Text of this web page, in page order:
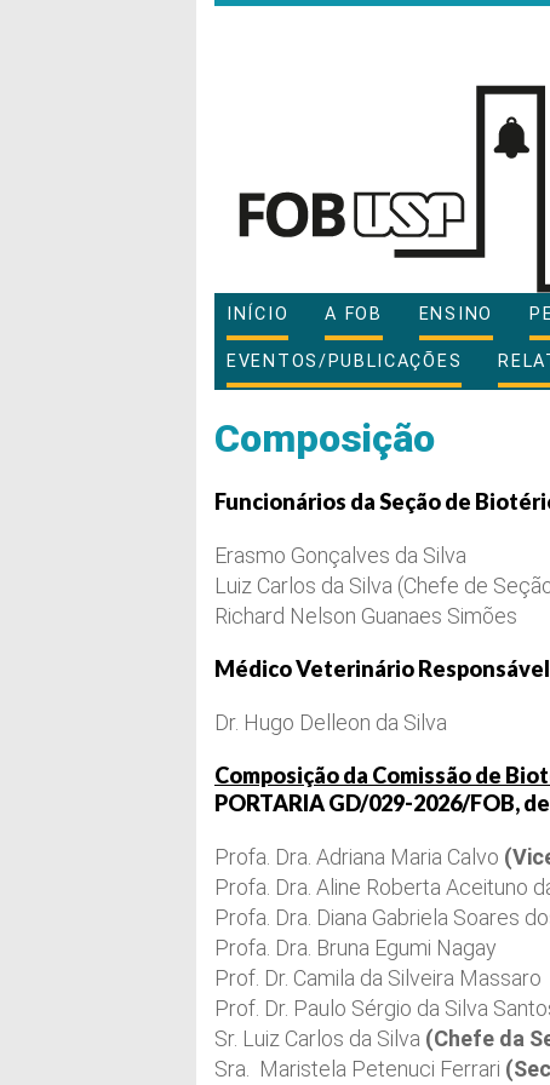
INÍCIO A FOB ENSINO
EVENTOS/PUBLICAÇÕES
Composição
Funcionários da Seção de
Erasmo Gonçalves da Silva
Luiz Carlos da Silva (Chefe de
Richard Nelson Guanaes Simões
Médico Veterinário
Dr. Hugo Delleon da Silva
Composição da Comissão de
PORTARIA GD/029-2026/FOB,
Profa. Dra. Adriana Maria Calvo
Profa. Dra. Aline Roberta Aceituno
Profa. Dra. Diana Gabriela Soares
Profa. Dra. Bruna Egumi Nagay
Prof. Dr. Camila da Silveira Massaro
Prof. Dr. Paulo Sérgio da Silva
Sr. Luiz Carlos da Silva (Chefe da
Sra. Maristela Petenuci Ferrari